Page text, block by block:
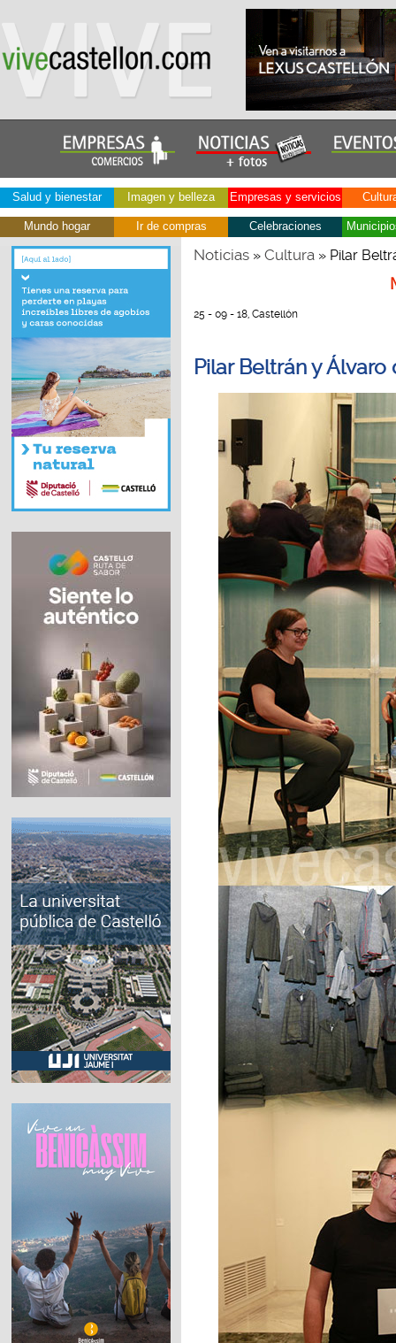
Salud y bienestar Imagen y belleza Empresas y servicios
Mundo hogar Ir de compras Celebraciones
Noticias» Cultura» Pilar
25 - 09 - 18, Castellón
Pilar Beltrán y